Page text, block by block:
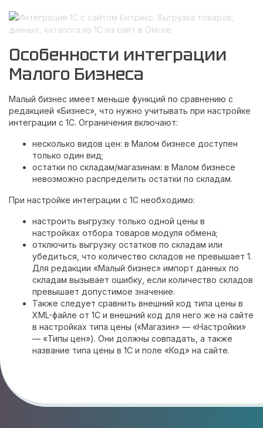
Особенности интеграции
Малого Бизнеса
Малый бизнес имеет меньше функций по сравнению с
редакцией «Бизнес», что нужно учитывать при настройке
интеграции с 1С. Ограничения включают:
несколько видов цен: в Малом бизнесе доступен
только один вид;
остатки по складам/магазинам: в Малом бизнесе
невозможно распределить остатки по складам.
При настройке интеграции с 1С необходимо:
настроить выгрузку только одной цены в
настройках отбора товаров модуля обмена;
отключить выгрузку остатков по складам или
убедиться, что количество складов не превышает 1.
Для редакции «Малый бизнес» импорт данных по
складам вызывает ошибку, если количество складов
превышает допустимое значение.
Также следует сравнить внешний код типа цены в
XML-файле от 1С и внешний код для него же на сайте
в настройках типа цены («Магазин» — «Настройки»
— «Типы цен»). Они должны совпадать, а также
название типа цены в 1С и поле «Код» на сайте.